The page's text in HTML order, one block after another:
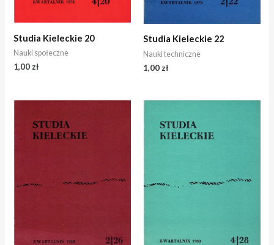
Studia Kieleckie 20
Nauki społeczne
1,00 zł
Studia Kieleckie 22
Nauki techniczne
1,00 zł